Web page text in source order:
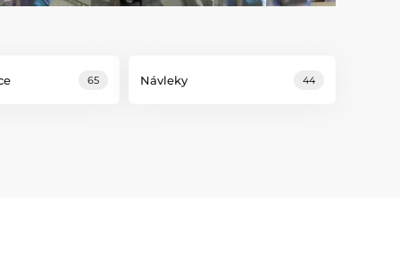
65 Návleky 44